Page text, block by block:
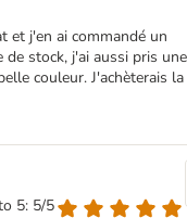
et j'en ai commandé un
stock, j'ai aussi pris une
couleur. J'achèterais la
5: 5/5